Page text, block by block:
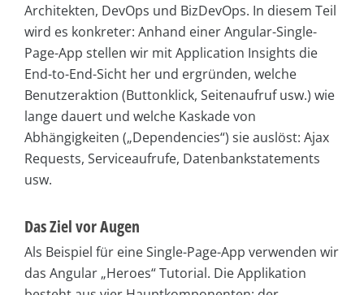
Architekten, DevOps und BizDevOps. In diesem Teil
wird es konkreter: Anhand einer Angular-Single-
Page-App stellen wir mit Application Insights die
End-to-End-Sicht her und ergründen, welche
Benutzeraktion (Buttonklick, Seitenaufruf usw.) wie
lange dauert und welche Kaskade von
Abhängigkeiten („Dependencies“) sie auslöst: Ajax
Requests, Ser­vice­aufrufe, Datenbankstatements
usw.
Das Ziel vor Augen
Als Beispiel für eine Single-Page-App verwenden wir
das Angular „Heroes“ Tutorial. Die Applikation